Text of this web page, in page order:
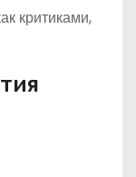
критиками,